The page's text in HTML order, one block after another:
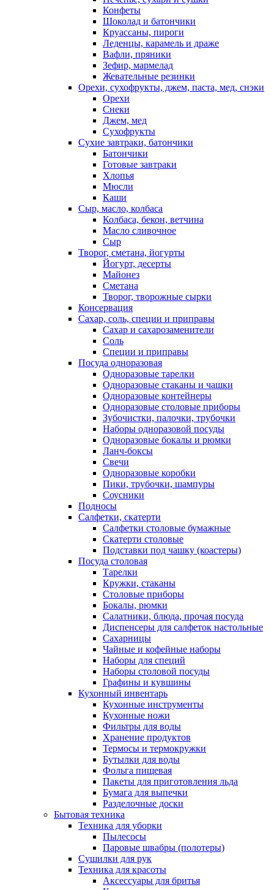
Конфеты
Шоколад и батончики
Круассаны, пироги
Леденцы, карамель и драже
Вафли, пряники
Зефир, мармелад
Жевательные резинки
Орехи, сухофрукты, джем, паста, мед, снэки
Орехи
Снеки
Джем, мед
Сухофрукты
Сухие завтраки, батончики
Батончики
Готовые завтраки
Хлопья
Мюсли
Каши
Сыр, масло, колбаса
Колбаса, бекон, ветчина
Масло сливочное
Сыр
Творог, сметана, йогурты
Йогурт, десерты
Майонез
Сметана
Творог, творожные сырки
Консервация
Сахар, соль, специи и приправы
Сахар и сахарозаменители
Соль
Специи и приправы
Посуда одноразовая
Одноразовые тарелки
Одноразовые стаканы и чашки
Одноразовые контейнеры
Одноразовые столовые приборы
Зубочистки, палочки, трубочки
Наборы одноразовой посуды
Одноразовые бокалы и рюмки
Ланч-боксы
Свечи
Одноразовые коробки
Пики, трубочки, шампуры
Соусники
Подносы
Салфетки, скатерти
Салфетки столовые бумажные
Скатерти столовые
Подставки под чашку (коастеры)
Посуда столовая
Тарелки
Кружки, стаканы
Столовые приборы
Бокалы, рюмки
Салатники, блюда, прочая посуда
Диспенсеры для салфеток настольные
Сахарницы
Чайные и кофейные наборы
Наборы для специй
Наборы столовой посуды
Графины и кувшины
Кухонный инвентарь
Кухонные инструменты
Кухонные ножи
Фильтры для воды
Хранение продуктов
Термосы и термокружки
Бутылки для воды
Фольга пищевая
Пакеты для приготовления льда
Бумага для выпечки
Разделочные доски
Бытовая техника
Техника для уборки
Пылесосы
Паровые швабры (полотеры)
Сушилки для рук
Техника для красоты
Аксессуары для бритья